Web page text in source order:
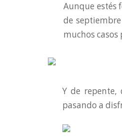
Aunque estés
de
muchos casos
Y de repente,
pasando a